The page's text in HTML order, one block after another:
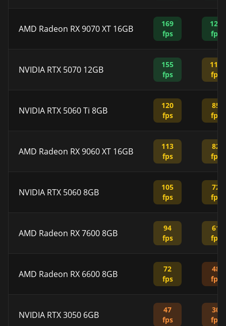
AMD Radeon RX 9070 XT 16GB
169
fps
123
fps
NVIDIA RTX 5070 12GB
155
fps
112
fps
NVIDIA RTX 5060 Ti 8GB
120
fps
85
fps
AMD Radeon RX 9060 XT 16GB
113
fps
82
fps
NVIDIA RTX 5060 8GB
105
fps
72
fps
AMD Radeon RX 7600 8GB
94
fps
61
fps
AMD Radeon RX 6600 8GB
72
fps
48
fps
NVIDIA RTX 3050 6GB
47
fps
30
fps